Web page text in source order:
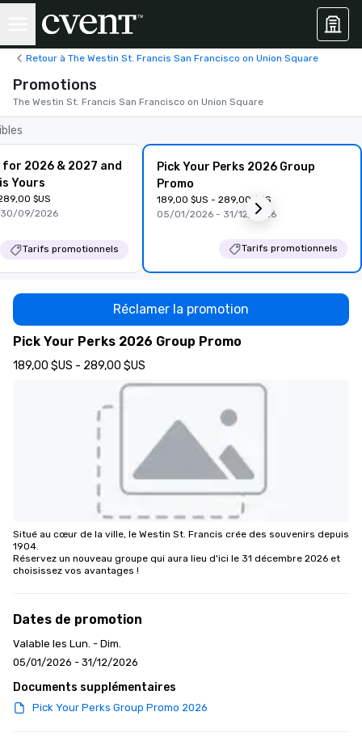
Retour à The Westin St. Francis San Francisco on Union Square
Promotions
The Westin St. Francis San Francisco on Union Square
for 2026 & 2027 and
Yours
$US
09/2026
Tarifs promotionnels
Pick Your Perks 2026 Group
Promo
189,00 $US - 289,00 $US
05/01/2026 - 31/12/2026
Tarifs promotionnels
Pick Your Perks 2026 Group Promo
Réclamer la promotion
189,00 $US - 289,00 $US
Situé au cœur de la ville, le Westin St. Francis crée des souvenirs depuis
1904.
Réservez un nouveau groupe qui aura lieu d'ici le 31 décembre 2026 et
choisissez vos avantages !
Dates de promotion
Valable les Lun. - Dim.
05/01/2026 - 31/12/2026
Documents supplémentaires
Pick Your Perks Group Promo 2026